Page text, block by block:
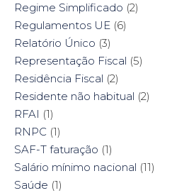
Regime Simplificado (2)
Regulamentos UE (6)
Relatório Único (3)
Representação Fiscal (5)
Residência Fiscal (2)
Residente não habitual (2)
RFAI (1)
RNPC (1)
SAF-T faturação (1)
Salário mínimo nacional (11)
Saúde (1)